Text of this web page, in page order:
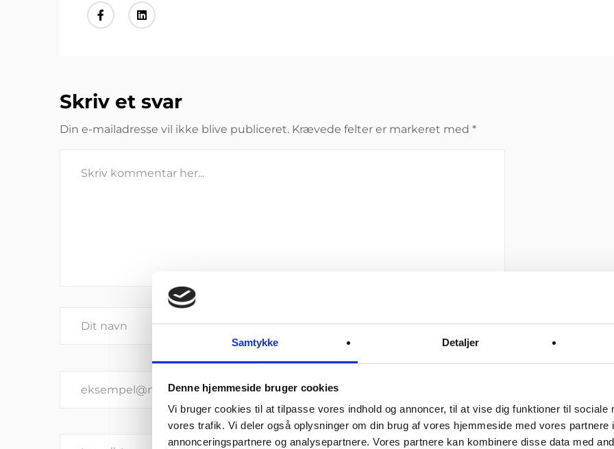
Samtykke Detaljer
Denne hjemmeside bruger cookies
Vi bruger cookies til at tilpasse vores indhold og annoncer, til at vise dig funktioner til sociale
vores trafik. Vi deler også oplysninger om din brug af vores hjemmeside med vores partnere
annonceringspartnere og analysepartnere. Vores partnere kan kombinere disse data med
Skriv et svar
Din e-mailadresse vil ikke blive publiceret. Krævede felter er markeret med *